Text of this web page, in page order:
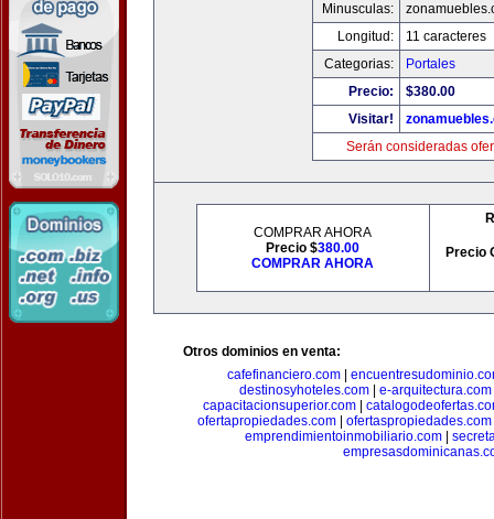
Minusculas:
Longitud:
11 caracteres
Categorias:
Portales
Precio:
$380.00
Visitar!
Serán consideradas
COMPRAR AHORA
Precio $380.00
COMPRAR AHORA
Precio
Otros dominios en venta:
cafefinanciero.com
destinosyhoteles.com
e-arquitectura.com
capacitacionsuperior.com
ofertapropiedades.com
ofertaspropiedades.com
emprendimientoinmobiliario.com|